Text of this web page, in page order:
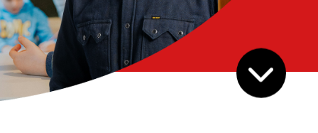
OUDERS
CONTACT
WERKEN BIJ